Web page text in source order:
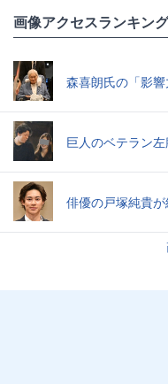
画像アクセスランキング
森喜朗氏の「影
巨人のベテラン
俳優の戸塚純貴